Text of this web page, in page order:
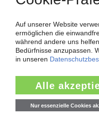
42
Interviews
16
In eigener
Newsletter